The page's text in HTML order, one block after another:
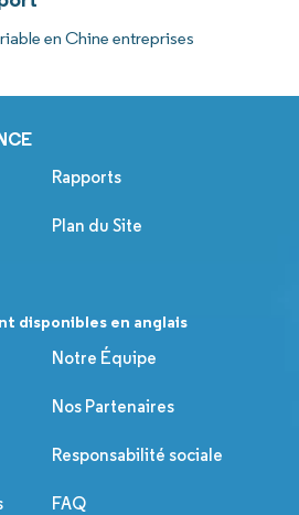
en Chine entreprises
Rapports
Plan du Site
disponibles en anglais
Notre Équipe
Nos Partenaires
Responsabilité sociale
FAQ